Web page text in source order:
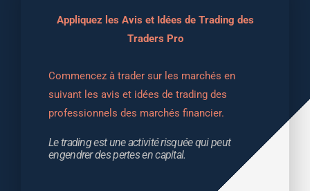
Appliquez les Avis et Idées de Trading des
Traders Pro
Commencez à trader sur les marchés en
suivant les avis et idées de trading des
professionnels des marchés financier.
Le trading est une activité risquée qui peut
engendrer des pertes en capital.